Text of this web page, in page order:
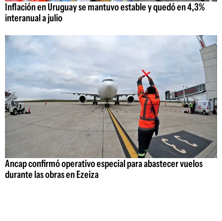
Inflación en Uruguay se mantuvo estable y quedó en 4,3%
interanual a julio
Ancap confirmó operativo especial para abastecer vuelos
durante las obras en Ezeiza